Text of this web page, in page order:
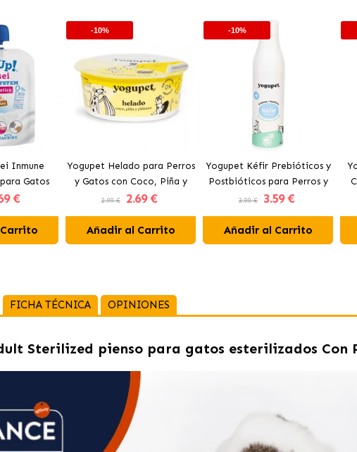
Inmune
Gatos
€
-10%
Yogupet Helado para Perros
y Gatos con Coco, Piña y
Plátano
2.99 € 2.69 €
Añadir al Carrito
-10%
Yogupet Kéfir Prebióticos y
Postbióticos para Perros y
Gatos con Arándanos y
3.99 € 3.59 €
Añadir al Carrito
FICHA TÉCNICA OPINIONES
Sterilized pienso para gatos esterilizados Con